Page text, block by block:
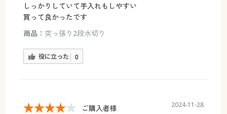
しっかりしていて手入れもしやすい
買って良かったです
商品： 突っ張り2段水切り
役に立った 0
ご購入者様 2024-11-28